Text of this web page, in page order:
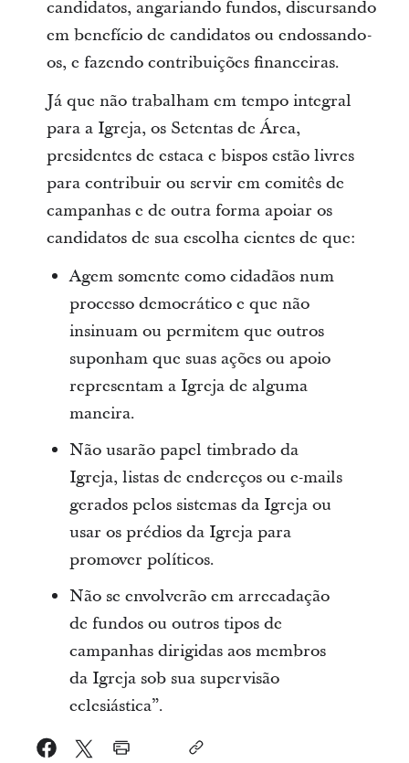
candidatos, angariando fundos, discursando
em benefício de candidatos ou endossando-
os, e fazendo contribuições financeiras.
Já que não trabalham em tempo integral
para a Igreja, os Setentas de Área,
presidentes de estaca e bispos estão livres
para contribuir ou servir em comitês de
campanhas e de outra forma apoiar os
candidatos de sua escolha cientes de que:
Agem somente como cidadãos num
processo democrático e que não
insinuam ou permitem que outros
suponham que suas ações ou apoio
representam a Igreja de alguma
maneira.
Não usarão papel timbrado da
Igreja, listas de endereços ou e-mails
gerados pelos sistemas da Igreja ou
usar os prédios da Igreja para
promover políticos.
Não se envolverão em arrecadação
de fundos ou outros tipos de
campanhas dirigidas aos membros
da Igreja sob sua supervisão
eclesiástica”.